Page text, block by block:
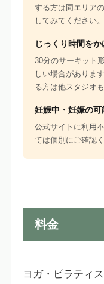
する方は同エリア
してみてください。
じっくり時間を
30分のサーキット
しい場合がありま
る方は他スタジオ
妊娠中・妊娠の
公式サイトに利用
ては個別にご確認く
料金
ヨガ・ピラティ